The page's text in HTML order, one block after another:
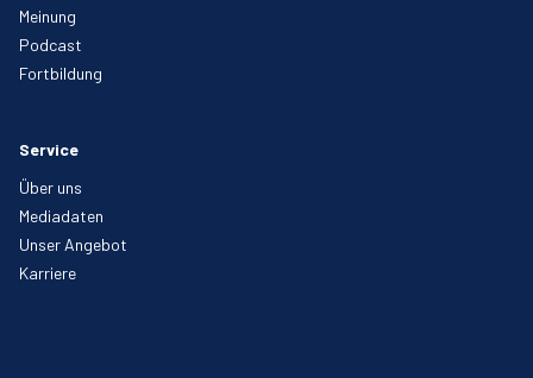
Meinung
Podcast
Fortbildung
Service
Über uns
Mediadaten
Unser Angebot
Karriere